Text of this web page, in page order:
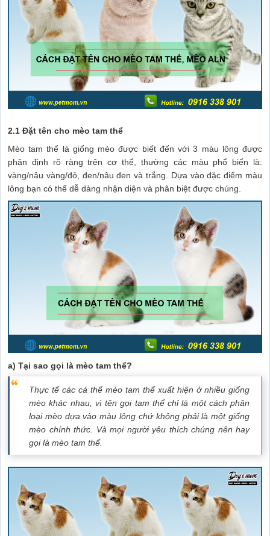
2.1 Đặt tên cho mèo tam thể
Mèo tam thể là giống mèo được biết đến với 3 màu lông được
phân định rõ ràng trên cơ thể, thường các màu phổ biến là:
vàng/nâu vàng/đỏ, đen/nâu đen và trắng. Dựa vào đặc điểm màu
lông bạn có thể dễ dàng nhận diện và phân biệt được chúng.
a) Tại sao gọi là mèo tam thể?
Thực tế các cá thể mèo tam thể xuất hiện ở nhiều giống
mèo khác nhau, vì tên gọi tam thể chỉ là một cách phân
loại mèo dựa vào màu lông chứ không phải là một giống
mèo chính thức. Và mọi người yêu thích chúng nên hay
gọi là mèo tam thể.